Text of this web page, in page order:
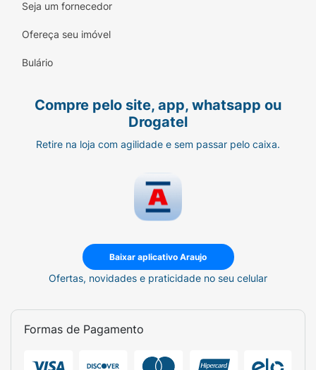
medicamento foi prescrito para você,
pergunte ao seu médico.
Seja um fornecedor
Ofereça seu imóvel
Bulário
Compre pelo site, app, whatsapp ou
Drogatel
Retire na loja com agilidade e sem passar pelo caixa.
Baixar aplicativo Araujo
Ofertas, novidades e praticidade no seu celular
Formas de Pagamento